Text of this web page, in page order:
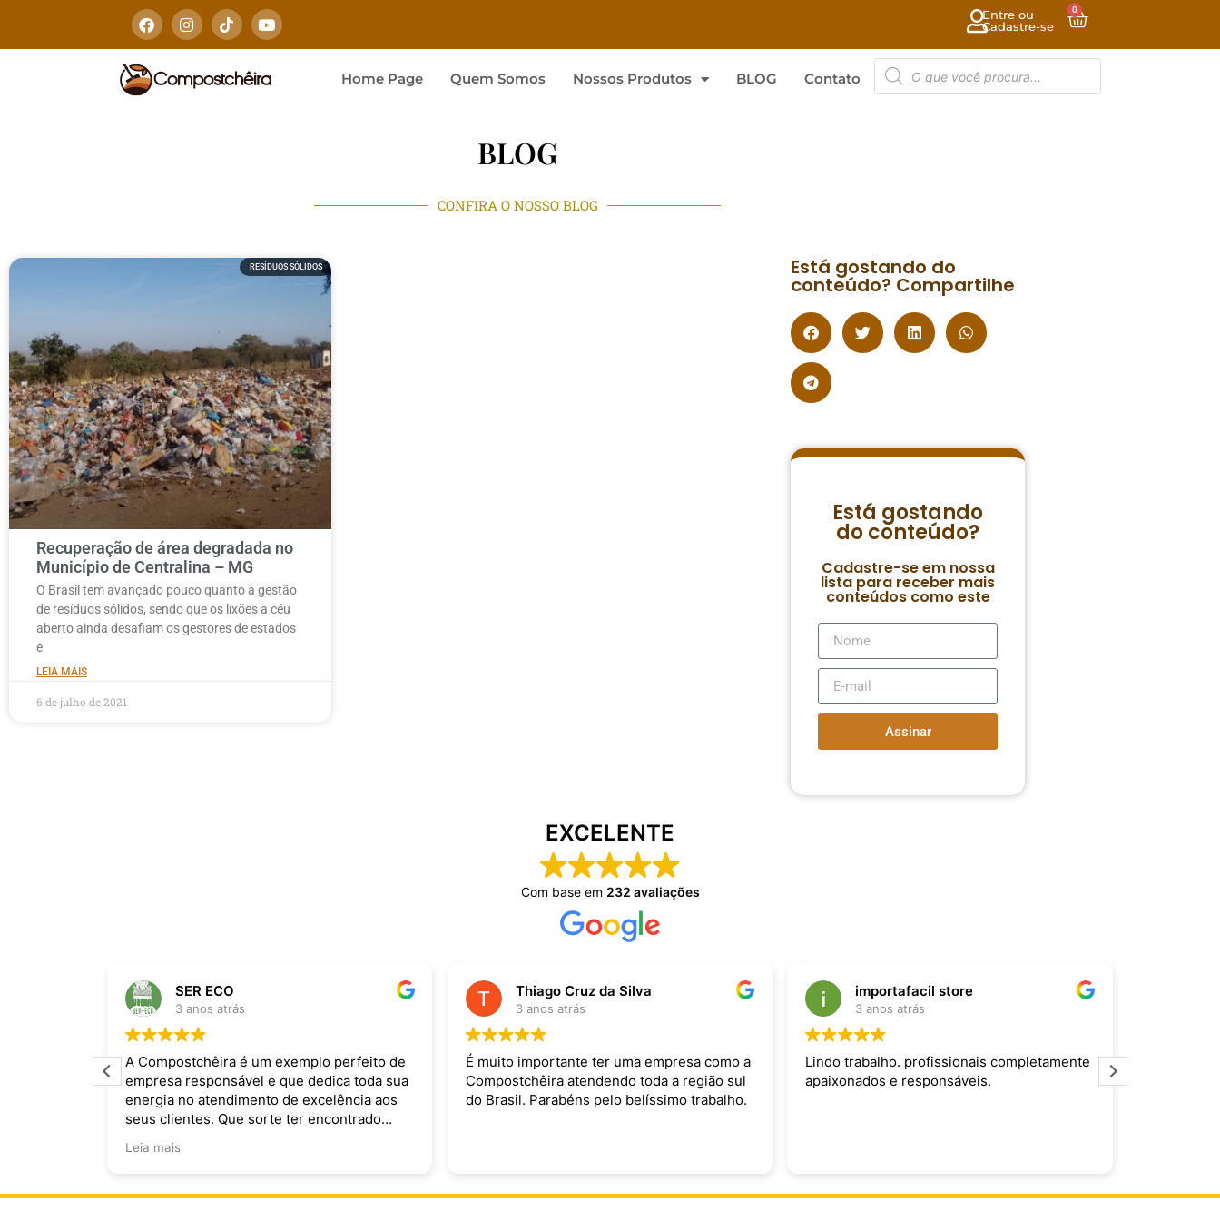
Entre ou
Cadastre-se
0
Home Page Quem Somos Nossos Produtos BLOG Contato
BLOG
CONFIRA O NOSSO BLOG
RESÍDUOS SÓLIDOS
Recuperação de área degradada no
Município de Centralina – MG
O Brasil tem avançado pouco quanto à gestão
de resíduos sólidos, sendo que os lixões a céu
aberto ainda desafiam os gestores de estados
e
LEIA MAIS
6 de julho de 2021
Está gostando do
conteúdo? Compartilhe
Está gostando
do conteúdo?
Cadastre-se em nossa
lista para receber mais
conteúdos como este
Assinar
EXCELENTE
Com base em 232 avaliações
SER ECO
3 anos atrás
A Compostchêira é um exemplo perfeito de
empresa responsável e que dedica toda sua
energia no atendimento de excelência aos
seus clientes. Que sorte ter encontrado
Leia mais
Thiago Cruz da Silva
3 anos atrás
É muito importante ter uma empresa como a
Compostchêira atendendo toda a região sul
do Brasil. Parabéns pelo belíssimo trabalho.
importafacil store
3 anos atrás
Lindo trabalho. profissionais completamente
apaixonados e responsáveis.